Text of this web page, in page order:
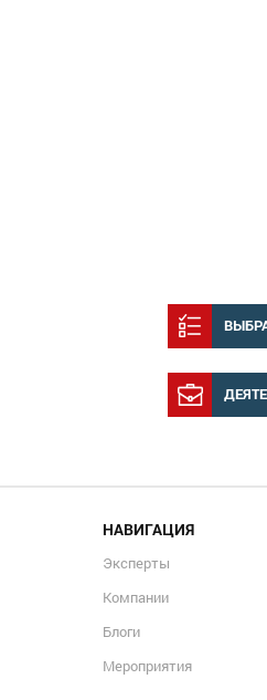
НАВИГАЦИЯ
Эксперты
Компании
Блоги
Мероприятия